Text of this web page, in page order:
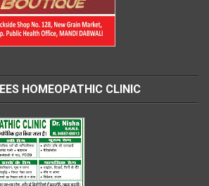
HOMEOPATHIC CLINIC